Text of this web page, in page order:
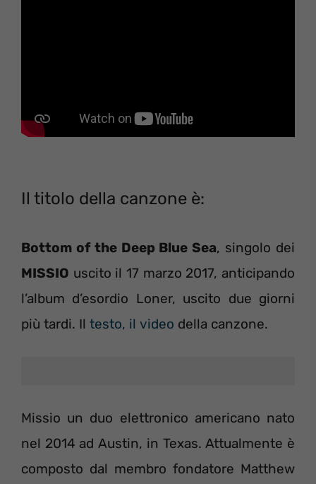
Il titolo della canzone è:
Bottom of the Deep Blue Sea, singolo dei
MISSIO uscito il 17 marzo 2017, anticipando
l’album d’esordio Loner, uscito due giorni
più tardi. Il testo, il video della canzone.
Missio un duo elettronico americano nato
nel 2014 ad Austin, in Texas. Attualmente è
composto dal membro fondatore Matthew